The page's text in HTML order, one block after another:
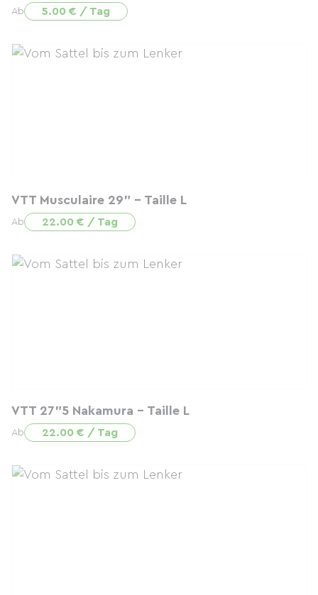
Ab 5.00 € / Tag
VTT Musculaire 29" - Taille L
Ab 22.00 € / Tag
VTT 27"5 Nakamura - Taille L
Ab 22.00 € / Tag